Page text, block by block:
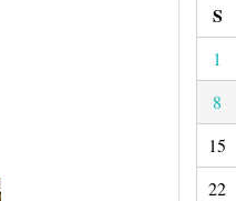
S
1
8
15
22